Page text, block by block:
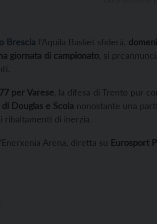
Brescia l’Aquila Basket sfiderà,
giornata di campionato, si
per Varese, la difesa di Trento pur
Douglas e Scola nonostante una
ribaltamenti di inerzia.
Arena, diretta su Eurosport